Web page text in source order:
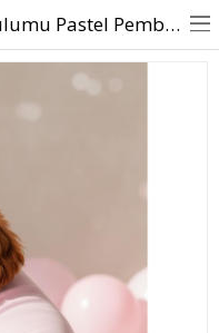
Soft Pink Pamuklu Köpek Tulumu Pastel Pembe Pijama